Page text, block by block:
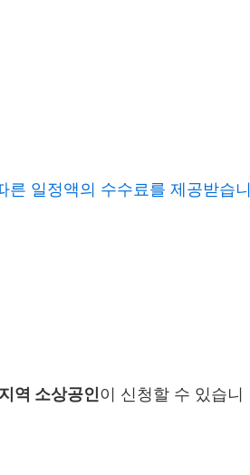
일정액의 수수료를 제공받습니
역 소상공인이 신청할 수 있습니